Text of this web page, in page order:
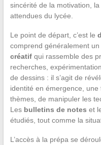
sincérité de la motivation,
attendues du lycée.
Le point de départ, c’est le
comprend généralement un
créatifqui rassemble des
recherches,
de dessins : il s’agit de
identité en émergence, une
thèmes, de manipuler les
Les bulletins de notes et
étudiés, tout comme la
L’accès à la prépa se